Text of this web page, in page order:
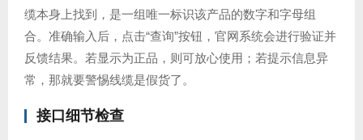
缆本身上找到，是一组唯一标识该产品的数字和字母组
合。准确输入后，点击“查询”按钮，官网系统会进行验证并
反馈结果。若显示为正品，则可放心使用；若提示信息异
常，那就要警惕线缆是假货了。
接口细节检查